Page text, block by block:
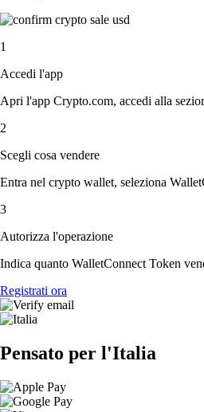
1
Accedi l'app
Apri l'app Crypto.com, accedi alla
2
Scegli cosa vendere
Entra nel crypto wallet, seleziona
3
Autorizza l'operazione
Indica quanto WalletConnect Token
Registrati ora
Pensato per l'Italia